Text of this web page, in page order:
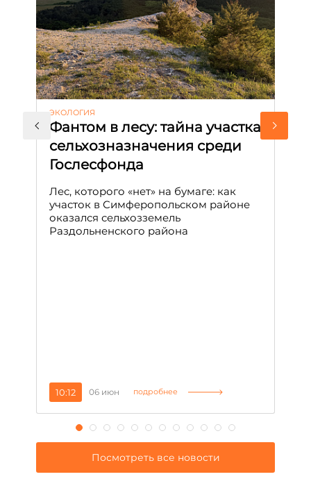
ЭКОЛОГИЯ
Фантом в лесу: тайна участка
сельхозназначения среди
Гослесфонда
Лес, которого «нет» на бумаге: как
участок в Симферопольском районе
оказался сельхозземель
Раздольненского района
10:12 06 июн подробнее
Посмотреть все новости